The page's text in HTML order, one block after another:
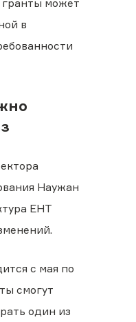
гранты может
в
Наужан
ЕНТ
с мая по
смогут
один из